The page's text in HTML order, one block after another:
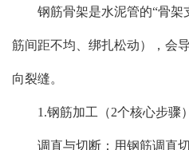
钢筋骨架是水泥管的“骨架
筋间距不均、绑扎松动），会
向裂缝。
1.钢筋加工（2个核心步骤）
调直与切断：用钢筋调直切